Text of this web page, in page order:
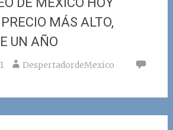
MÁS ALTO,
UN AÑO
DespertadordeMexico